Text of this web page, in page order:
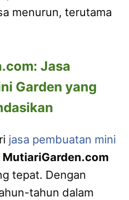
menurun, terutama
Jasa
Garden yang
jasa pembuatan mini
MutiariGarden.com
tepat. Dengan
tahun dalam